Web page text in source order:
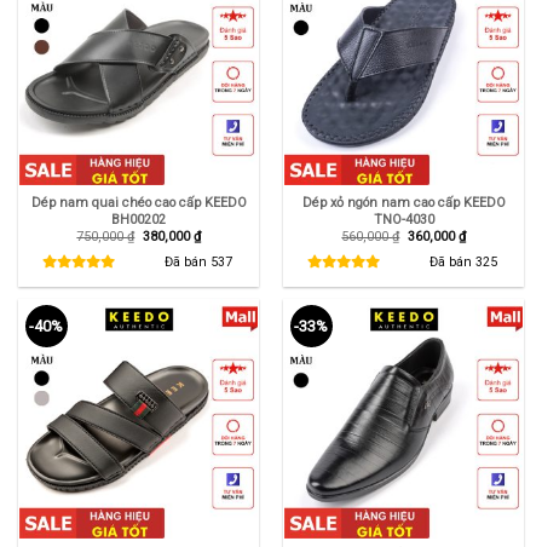
Dép nam quai chéo cao cấp KEEDO
BH00202
750,000₫ Giá
750,000 ₫.
380,000₫Giá
hiện
tại
là:
380,000 ₫.
Đã bán 537
Dép xỏ ngón nam cao cấp KEEDO
TNO-4030
560,000₫ Giá
560,000 ₫.
360,000₫Giá
hiện
tại
là:
360,000 ₫.
Đã bán 325
-40% -33%